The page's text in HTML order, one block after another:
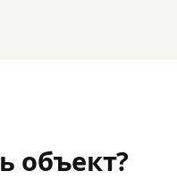
объект?